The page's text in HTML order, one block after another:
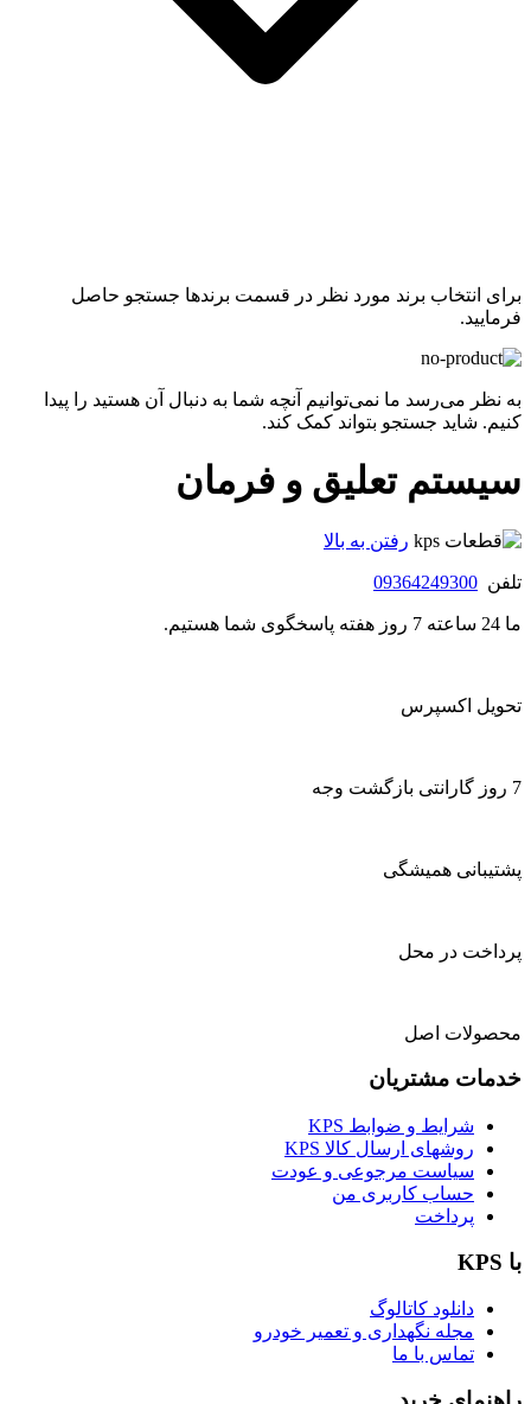
برای انتخاب برند مورد نظر در قسمت برندها جستجو حاصل
فرمایید.
به نظر می‌رسد ما نمی‌توانیم آنچه شما به دنبال آن هستید را پیدا
کنیم. شاید جستجو بتواند کمک کند.
سیستم تعلیق و فرمان
رفتن به بالا
تلفن 09364249300
ما 24 ساعته 7 روز هفته پاسخگوی شما هستیم.
تحویل اکسپرس
7 روز گارانتی بازگشت وجه
پشتیبانی همیشگی
پرداخت در محل
محصولات اصل
خدمات مشتریان
شرایط و ضوابط KPS
روشهای ارسال کالا KPS
سیاست مرجوعی و عودت
حساب کاربری من
پرداخت
با KPS
دانلود کاتالوگ
مجله نگهداری و تعمیر خودرو
تماس با ما